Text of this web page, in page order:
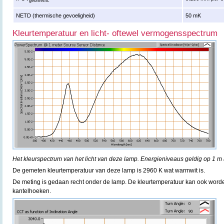
NETD (thermische gevoeligheid) 50 mK
Kleurtemperatuur en licht- oftewel vermogensspectrum
Het kleurspectrum van het licht van deze lamp. Energieniveaus geldig op 1 m
De gemeten kleurtemperatuur van deze lamp is 2960 K wat warmwit is.
De meting is gedaan recht onder de lamp. De kleurtemperatuur kan ook
kantelhoeken.